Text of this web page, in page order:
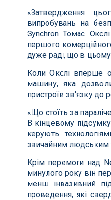
«Затвердження
випробувань на
Synchron Томас
першого
дуже раді, що в цьому
Коли Окслі вперше
машину, яка
пристроїв зв'язку до
«Що стоїть за
В кінцевому
керують
звичайним людським
Крім перемоги над
минулого року він
менш інвазивний
проведення, які